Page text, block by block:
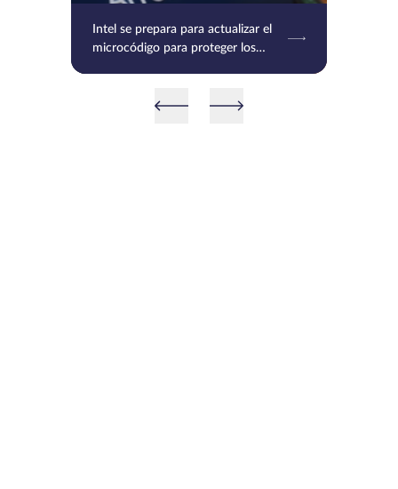
Intel se prepara para actualizar el
microcódigo para proteger los